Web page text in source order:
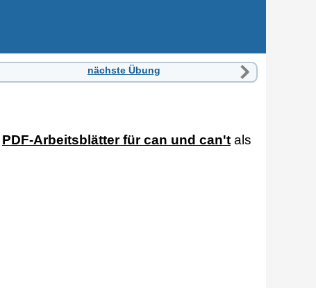
nächste Übung
PDF-Arbeitsblätter für can und can't als